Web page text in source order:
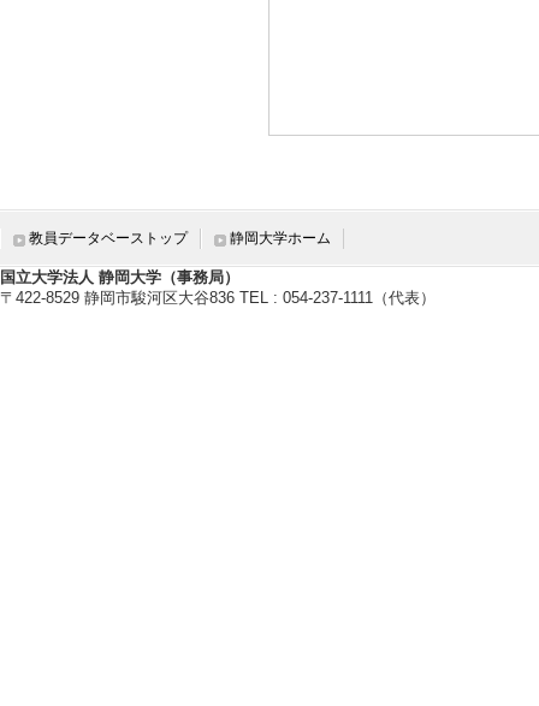
教員データベーストップ 静岡大学ホーム
国立大学法人 静岡大学（事務局）
〒422-8529 静岡市駿河区大谷836 TEL : 054-237-1111（代表）